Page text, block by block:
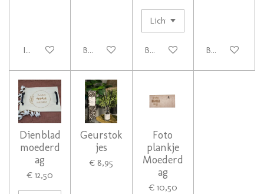
In winkelwagen Bekijk details Bekijk details Bekijk details
Dienblad
moederd
ag
€ 12,50
Geurstok
jes
€ 8,95
Foto
plankje
Moederd
ag
€ 10,50